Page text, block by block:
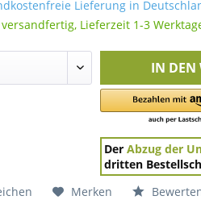
Lieferung in
Lieferzeit 1-3
IN DEN
DerAbzug der
dritten
Merken